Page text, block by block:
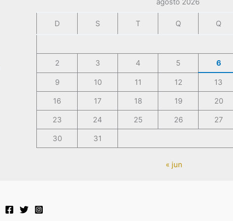
D S T Q Q
2
3 4 5 6
9 10 11 12 13
16
17 18 19 20
23
24 25 26 27
30
31
« jun